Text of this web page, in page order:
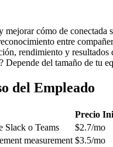
cómo de
entre
rendimiento y
del tamaño de tu
del Empleado
Precio
Slack o Teams $2.7/mo
measurement $3.5/mo